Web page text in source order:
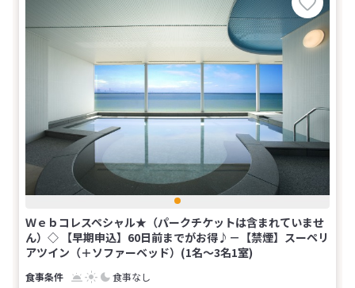
Ｗｅｂコレスペシャル★（パークチケットは含まれていませ
ん）◇ 【早期申込】60日前までがお得♪－【禁煙】スーペリ
アツイン（＋ソファーベッド）(1名～3名1室)
食事なし